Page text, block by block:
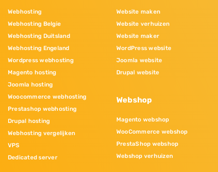
Webhosting
Webhosting Belgie
Webhosting Duitsland
Webhosting Engeland
Wordpress webhosting
Magento hosting
Joomla hosting
Woocommerce webhosting
Prestashop webhosting
Drupal hosting
Webhosting vergelijken
VPS
Dedicated server
Website maken
Website verhuizen
Website maker
WordPress website
Joomla website
Drupal website
Webshop
Magento webshop
WooCommerce webshop
PrestaShop webshop
Webshop verhuizen